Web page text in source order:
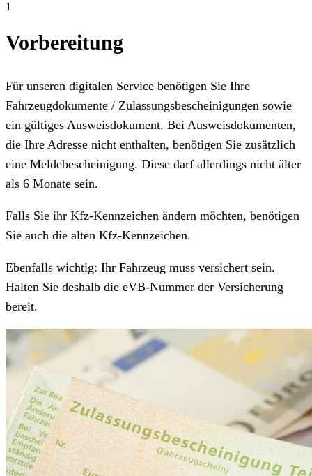
1
Vorbereitung
Für unseren digitalen Service benötigen Sie Ihre
Fahrzeugdokumente / Zulassungsbescheinigungen sowie
ein gültiges Ausweisdokument. Bei Ausweisdokumenten,
die Ihre Adresse nicht enthalten, benötigen Sie zusätzlich
eine Meldebescheinigung. Diese darf allerdings nicht älter
als 6 Monate sein.
Falls Sie ihr Kfz-Kennzeichen ändern möchten, benötigen
Sie auch die alten Kfz-Kennzeichen.
Ebenfalls wichtig: Ihr Fahrzeug muss versichert sein.
Halten Sie deshalb die eVB-Nummer der Versicherung
bereit.